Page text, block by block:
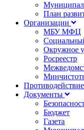
План
Организации
МБУ МФЦ
Окружное
Росреестр
Документы
Бюджет
Газета